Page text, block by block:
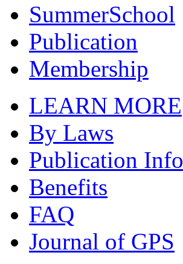
SummerSchool
Publication
Membership
LEARN MORE
By Laws
Publication Info
Benefits
FAQ
Journal of GPS